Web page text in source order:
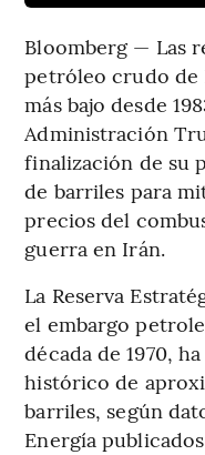
Bloomberg — Las
petróleo crudo de
más bajo desde
Administración
finalización de su
de barriles para
precios del
guerra en Irán.
La Reserva
el embargo
década de 1970,
histórico de
barriles, según
Energía